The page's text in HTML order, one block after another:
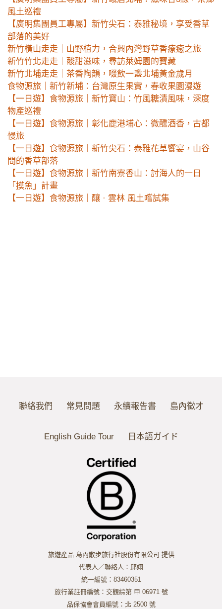
風土巡禮
【廣明集團員工專屬】新竹尖石：泰雅秘境，享受香草
部落的美好
新竹橫山走走｜山野植力，合興內灣野草香療癒之旅
新竹竹北走走｜酸甜滋味，尋訪萊姆園的寶藏
新竹北埔走走｜茶香陶韻，啜飲一盞北埔黃金歲月
食物源旅｜新竹新埔：台灣原生果實，春收果園漫遊
【一日遊】食物源旅｜新竹寶山：竹風糖漬風味，深度
物產巡禮
【一日遊】食物源旅｜彰化鹿港埔心：微醺酒香，古都
慢旅
【一日遊】食物源旅｜新竹尖石：泰雅花草饗宴，山谷
間的香草部落
【一日遊】食物源旅｜新竹南寮香山：討海人的一日
「摸魚」計畫
【一日遊】食物源旅｜釀 · 雲林 風土嚐試集
聯絡我們 常見問題 永續報告書 島內徵才
English Guide Tour 日本語ガイド
旅遊產品 島內散步旅行社股份有限公司 提供
代表人／聯絡人：邱翊
統一編號：83460351
旅行業註冊編號：交觀綜第 甲 06971 號
品保協會會員編號：北 2500 號